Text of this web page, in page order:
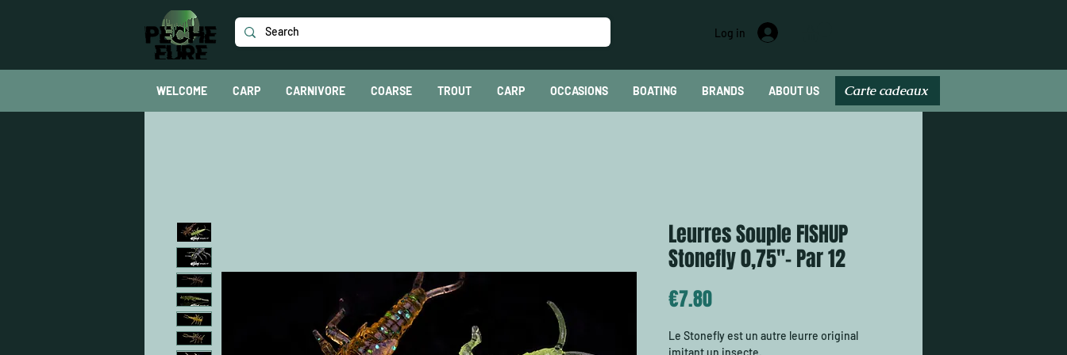
Log in
WELCOME CARP CARNIVORE COARSE TROUT CARP OCCASIONS BOATING BRANDS ABOUT US Carte cadeau
Carte cadeaux
Leurres Souple FISHUP
Stonefly 0,75"- Par 12
€7.80Price
Le Stonefly est un autre leurre original